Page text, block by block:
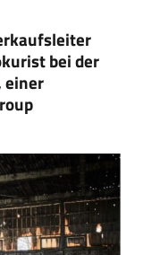
bei der
einer